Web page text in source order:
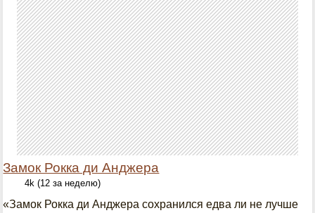
Замок Рокка ди Анджера
4k (12 за неделю)
«Замок Рокка ди Анджера сохранился едва ли не лучше